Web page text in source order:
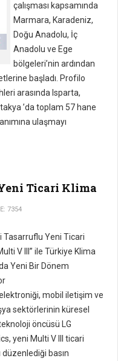
çalışması kapsamında
Marmara, Karadeniz,
Doğu Anadolu, İç
Anadolu ve Ege
bölgeleri’nin ardından
başladı. Profilo
arasında Isparta,
’da toplam 57 hane
ulaşmayı
Ticari Klima
7354
Tasarruflu Yeni Ticari
V III” ile Türkiye Klima
Yeni Bir Dönem
mobil iletişim ve
sektörlerinin küresel
öncüsü LG
yeni Multi V III ticari
düzenlediği basın